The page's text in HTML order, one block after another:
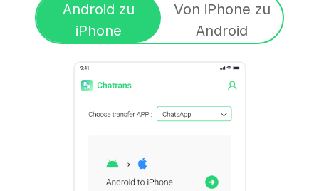
Android zu
iPhone
Von iPhone zu
Android